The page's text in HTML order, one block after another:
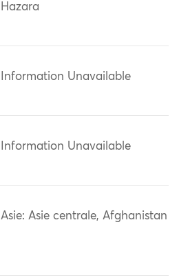
Hazara
Information Unavailable
Information Unavailable
Asie: Asie centrale, Afghanistan